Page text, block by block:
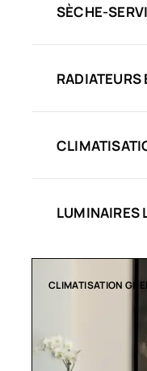
SÈCHE-
RADIATEURS
LUMINAIRES
CLIMATISATION